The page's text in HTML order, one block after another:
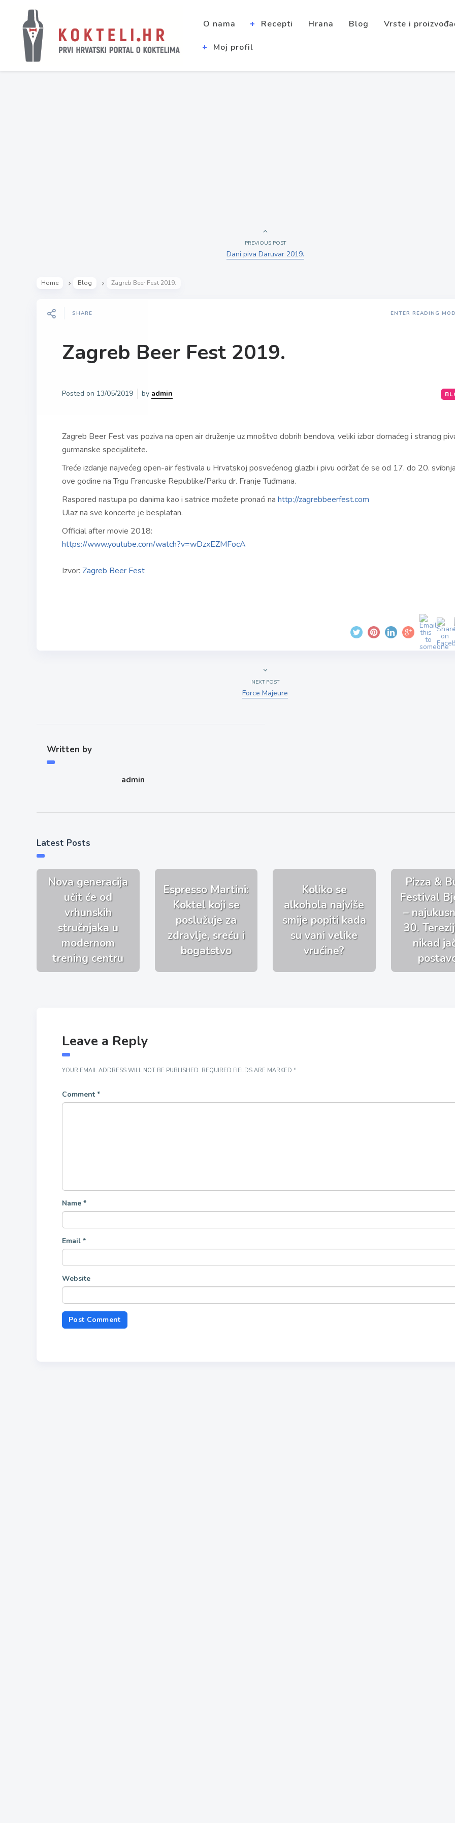
O nama Recepti Hrana Blog Vrste i
Moj profil
PREVIOUS POST
Dani piva Daruvar 2019.
Home Blog Zagreb Beer Fest 2019.
SHARE ENTER READING
Zagreb Beer Fest 2019.
Posted on 13/05/2019 by admin
Zagreb Beer Fest vas poziva na open air druženje uz mnoštvo dobrih bendova, veliki izbor domaćeg i stranog
gurmanske specijalitete.
Treće izdanje najvećeg open-air festivala u Hrvatskoj posvećenog glazbi i pivu održat će se od 17. do 20.
ove godine na Trgu Francuske Republike/Parku dr. Franje Tuđmana.
Raspored nastupa po danima kao i satnice možete pronaći na http://zagrebbeerfest.com
Ulaz na sve koncerte je besplatan.
Official after movie 2018:
https://www.youtube.com/watch?v=wDzxEZMFocA
Izvor: Zagreb Beer Fest
NEXT POST
Force Majeure
Written by
admin
Latest Posts
Nova generacija
učit će od
vrhunskih
stručnjaka u
modernom
trening centru
Espresso Martini:
Koktel koji se
poslužuje za
zdravlje, sreću i
bogatstvo
Koliko se
alkohola najviše
smije popiti kada
su vani velike
vrućine?
Pizza &
Festival
–
30.
nikad
Leave a Reply
YOUR EMAIL ADDRESS WILL NOT BE PUBLISHED. REQUIRED FIELDS ARE MARKED *
Comment *
Name *
Email *
Website